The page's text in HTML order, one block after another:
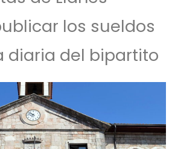
los sueldos
diaria del bipartito